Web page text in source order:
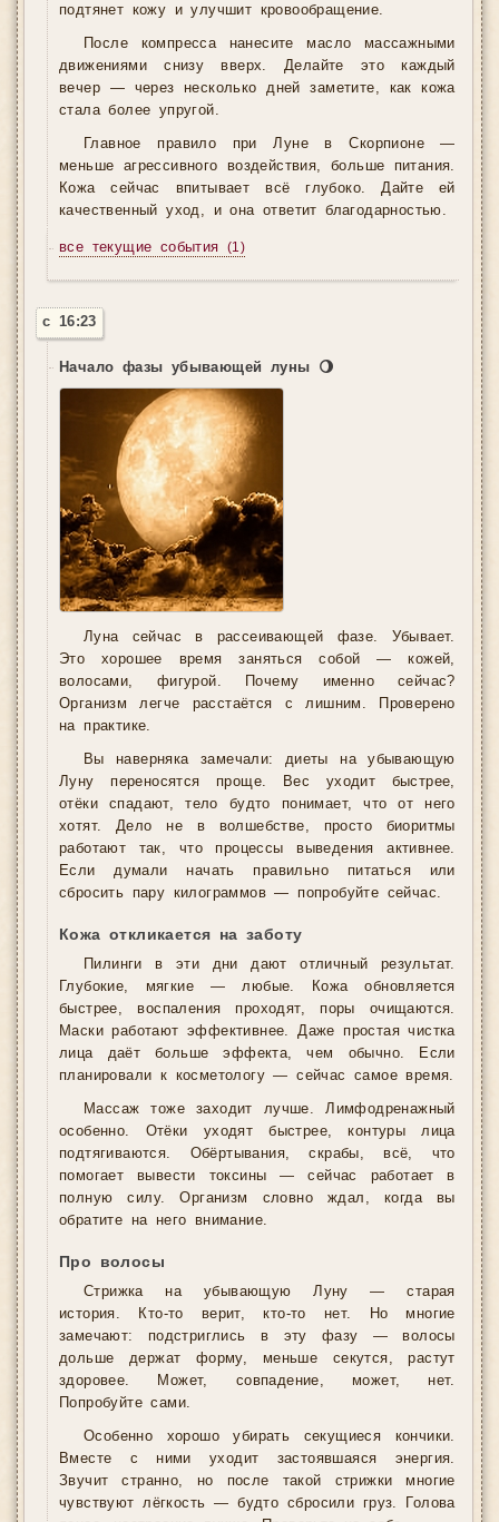
подтянет кожу и улучшит кровообращение.
После компресса нанесите масло массажными
движениями снизу вверх. Делайте это каждый
вечер — через несколько дней заметите, как кожа
стала более упругой.
Главное правило при Луне в Скорпионе —
меньше агрессивного воздействия, больше питания.
Кожа сейчас впитывает всё глубоко. Дайте ей
качественный уход, и она ответит благодарностью.
все текущие события (1)
с 16:23
Начало фазы убывающей луны 🌖
Луна сейчас в рассеивающей фазе. Убывает.
Это хорошее время заняться собой — кожей,
волосами, фигурой. Почему именно сейчас?
Организм легче расстаётся с лишним. Проверено
на практике.
Вы наверняка замечали: диеты на убывающую
Луну переносятся проще. Вес уходит быстрее,
отёки спадают, тело будто понимает, что от него
хотят. Дело не в волшебстве, просто биоритмы
работают так, что процессы выведения активнее.
Если думали начать правильно питаться или
сбросить пару килограммов — попробуйте сейчас.
Кожа откликается на заботу
Пилинги в эти дни дают отличный результат.
Глубокие, мягкие — любые. Кожа обновляется
быстрее, воспаления проходят, поры очищаются.
Маски работают эффективнее. Даже простая чистка
лица даёт больше эффекта, чем обычно. Если
планировали к косметологу — сейчас самое время.
Массаж тоже заходит лучше. Лимфодренажный
особенно. Отёки уходят быстрее, контуры лица
подтягиваются. Обёртывания, скрабы, всё, что
помогает вывести токсины — сейчас работает в
полную силу. Организм словно ждал, когда вы
обратите на него внимание.
Про волосы
Стрижка на убывающую Луну — старая
история. Кто-то верит, кто-то нет. Но многие
замечают: подстриглись в эту фазу — волосы
дольше держат форму, меньше секутся, растут
здоровее. Может, совпадение, может, нет.
Попробуйте сами.
Особенно хорошо убирать секущиеся кончики.
Вместе с ними уходит застоявшаяся энергия.
Звучит странно, но после такой стрижки многие
чувствуют лёгкость — будто сбросили груз. Голова